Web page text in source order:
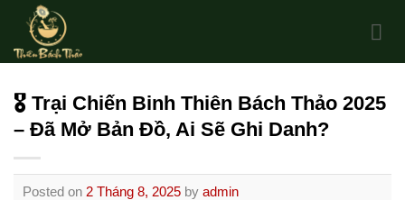
content
🎖 Trại Chiến Binh Thiên Bách Thảo 2025
– Đã Mở Bản Đồ, Ai Sẽ Ghi Danh?
Posted on 2 Tháng 8, 2025 by admin